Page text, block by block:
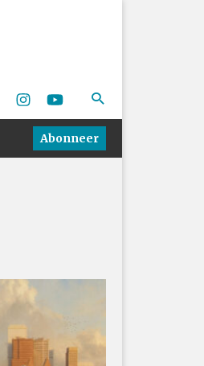
Abonneer